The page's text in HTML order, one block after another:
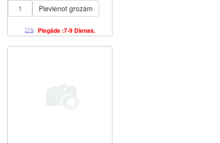
Pievienot grozam
Piegāde :7-9 Dienas.